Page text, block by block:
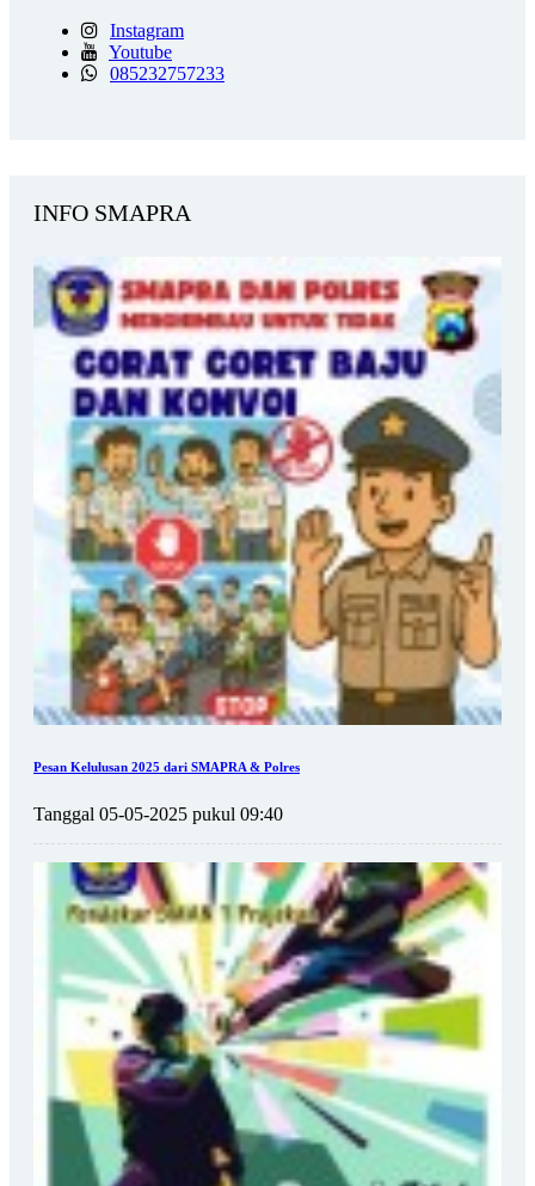
Instagram
Youtube
085232757233
INFO SMAPRA
Pesan Kelulusan 2025 dari SMAPRA & Polres
Tanggal 05-05-2025 pukul 09:40